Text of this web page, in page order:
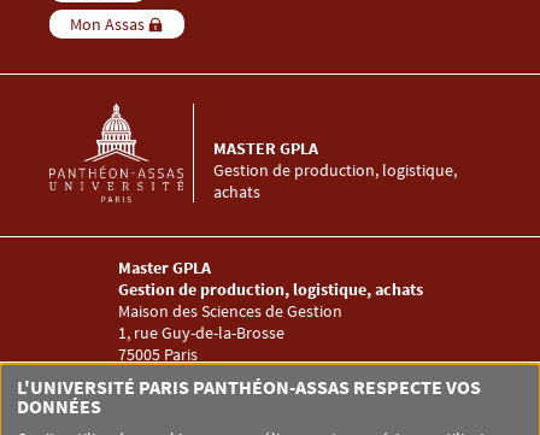
Mon Assas
Gestion de production, logistique,
achats
MASTER GPLA
Master GPLA
Gestion de production, logistique, achats
Maison des Sciences de Gestion
1, rue Guy-de-la-Brosse
75005 Paris
infompl@assas-universite.fr
Menu RS Master GPLA
L'UNIVERSITÉ PARIS PANTHÉON-ASSAS RESPECTE VOS
DONNÉES